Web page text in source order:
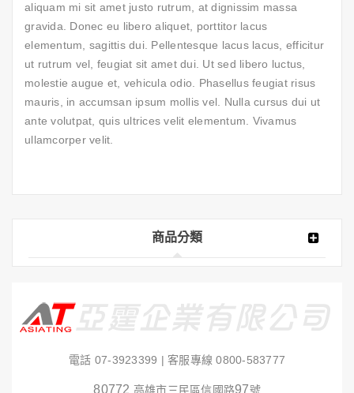
商品分類
電話 07-3923399 | 客服專線0800-583777
80772 高雄市三民區信國路97號
aliquam mi sit amet justo rutrum, at dignissim massa
gravida. Donec eu libero aliquet, porttitor lacus
elementum, sagittis dui. Pellentesque lacus lacus, efficitur
ut rutrum vel, feugiat sit amet dui. Ut sed libero luctus,
molestie augue et, vehicula odio. Phasellus feugiat risus
mauris, in accumsan ipsum mollis vel. Nulla cursus dui ut
ante volutpat, quis ultrices velit elementum. Vivamus
ullamcorper velit.